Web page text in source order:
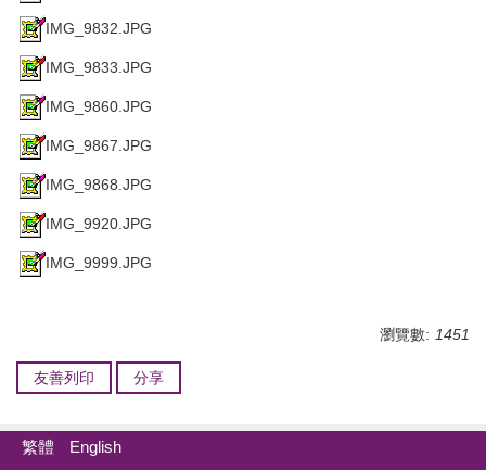
IMG_9832.JPG
IMG_9833.JPG
IMG_9860.JPG
IMG_9867.JPG
IMG_9868.JPG
IMG_9920.JPG
IMG_9999.JPG
瀏覽數: 1451
友善列印 分享
繁體 English